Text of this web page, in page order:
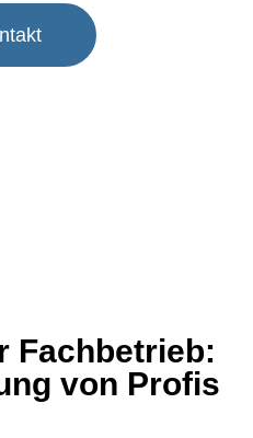
Fachbetrieb:
von Profis